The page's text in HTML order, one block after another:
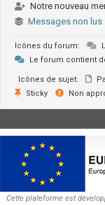
Notre nouveau
Messages non lus
Icônes du forum:
Le forum contient
Icônes de sujet:
Sticky
Non
Cette plateforme est